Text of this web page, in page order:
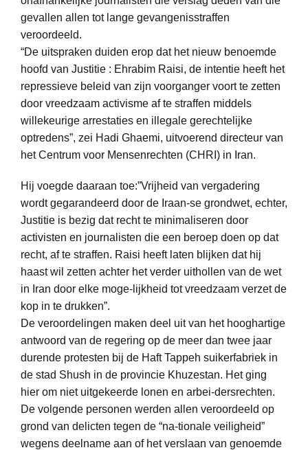
gevallen allen tot lange gevangenisstraffen
veroordeeld.
“De uitspraken duiden erop dat het nieuw benoemde
hoofd van Justitie : Ehrabim Raisi, de intentie heeft het
repressieve beleid van zijn voorganger voort te zetten
door vreedzaam activisme af te straffen middels
willekeurige arrestaties en illegale gerechtelijke
optredens”, zei Hadi Ghaemi, uitvoerend directeur van
het Centrum voor Mensenrechten (CHRI) in Iran.
Hij voegde daaraan toe:”Vrijheid van vergadering
wordt gegarandeerd door de Iraan-se grondwet, echter,
Justitie is bezig dat recht te minimaliseren door
activisten en journalisten die een beroep doen op dat
recht, af te straffen. Raisi heeft laten blijken dat hij
haast wil zetten achter het verder uithollen van de wet
in Iran door elke moge-lijkheid tot vreedzaam verzet de
kop in te drukken”.
De veroordelingen maken deel uit van het hooghartige
antwoord van de regering op de meer dan twee jaar
durende protesten bij de Haft Tappeh suikerfabriek in
de stad Shush in de provincie Khuzestan. Het ging
hier om niet uitgekeerde lonen en arbei-dersrechten.
De volgende personen werden allen veroordeeld op
grond van delicten tegen de “na-tionale veiligheid”
wegens deelname aan of het verslaan van genoemde